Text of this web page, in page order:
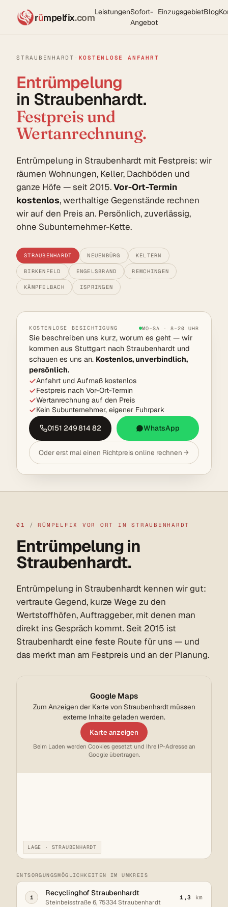
rümpelfix.comLeistungenSofort-
Angebot
EinzugsgebietBlog
STRAUBENHARDT · KOSTENLOSE ANFAHRT
Entrümpelung
in Straubenhardt.
Festpreis und
Wertanrechnung.
Entrümpelung in Straubenhardt mit Festpreis: wir
räumen Wohnungen, Keller, Dachböden und
ganze Höfe — seit 2015.Vor-Ort-Termin
kostenlos, werthaltige Gegenstände rechnen
wir auf den Preis an. Persönlich, zuverlässig,
ohne Subunternehmer-Kette.
STRAUBENHARDT NEUENBÜRG KELTERN
BIRKENFELD ENGELSBRAND REMCHINGEN
KÄMPFELBACH ISPRINGEN
KOSTENLOSE BESICHTIGUNG MO–SA · 8–20 UHR
Sie beschreiben uns kurz, worum es geht — wir
kommen aus Stuttgart nach Straubenhardt und
schauen es uns an. Kostenlos, unverbindlich,
persönlich.
Anfahrt und Aufmaß kostenlos
Festpreis nach Vor-Ort-Termin
Wertanrechnung auf den Preis
Kein Subunternehmer, eigener Fuhrpark
0151 249 814 82
WhatsApp
Oder erst mal einen Richtpreis online rechnen
01 / RÜMPELFIX VOR ORT IN STRAUBENHARDT
Entrümpelung in
Straubenhardt.
Entrümpelung in Straubenhardt kennen wir gut:
vertraute Gegend, kurze Wege zu den
Wertstoffhöfen, Auftraggeber, mit denen man
direkt ins Gespräch kommt. Seit 2015 ist
Straubenhardt eine feste Route für uns — und
das merkt man am Festpreis und an der Planung.
Google Maps
Zum Anzeigen der Karte von Straubenhardt müssen
externe Inhalte geladen werden.
Karte anzeigen
Beim Laden werden Cookies gesetzt und Ihre IP-Adresse an
Google übertragen.
LAGE · STRAUBENHARDT
ENTSORGUNGSMÖGLICHKEITEN IM UMKREIS
1
Recyclinghof Straubenhardt
Steinbeisstraße 6, 75334 Straubenhardt
1,3 km